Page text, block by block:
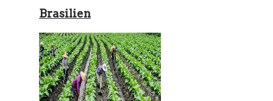
Brasilien